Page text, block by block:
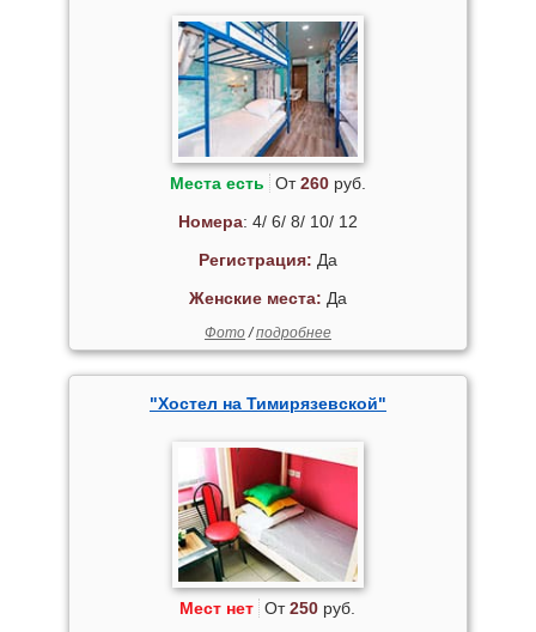
Места есть От260руб.
Номера: 4/ 6/ 8/ 10/ 12
Регистрация: Да
Женские места: Да
Фото/подробнее
"Хостел на Тимирязевской"
Мест нет От250 руб.